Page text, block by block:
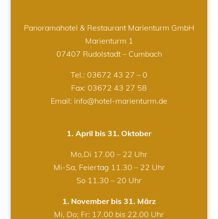
Panoramahotel & Restaurant Marienturm GmbH
Marienturm 1
07407 Rudolstadt – Cumbach
Tel.: 03672 43 27 – 0
Fax: 03672 43 27 58
Email: info@hotel-marienturm.de
1. April bis 31. Oktober
Mo,Di 17.00 – 22 Uhr
Mi-Sa, Feiertag 11.30 – 22 Uhr
So 11.30 – 20 Uhr
1. November bis 31. März
Mi, Do; Fr: 17.00 bis 22.00 Uhr